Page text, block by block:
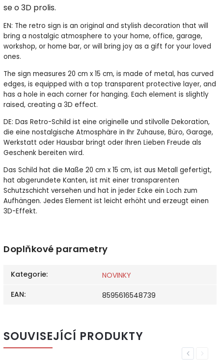
se o 3D prolis.
EN: The retro sign is an original and stylish decoration that will
bring a nostalgic atmosphere to your home, office, garage,
workshop, or home bar, or will bring joy as a gift for your loved
ones.
The sign measures 20 cm x 15 cm, is made of metal, has curved
edges, is equipped with a top transparent protective layer, and
has a hole in each corner for hanging. Each element is slightly
raised, creating a 3D effect.
DE: Das Retro-Schild ist eine originelle und stilvolle Dekoration,
die eine nostalgische Atmosphäre in Ihr Zuhause, Büro, Garage,
Werkstatt oder Hausbar bringt oder Ihren Lieben Freude als
Geschenk bereiten wird.
Das Schild hat die Maße 20 cm x 15 cm, ist aus Metall gefertigt,
hat abgerundete Kanten, ist mit einer transparenten
Schutzschicht versehen und hat in jeder Ecke ein Loch zum
Aufhängen. Jedes Element ist leicht erhöht und erzeugt einen
3D-Effekt.
Doplňkové parametry
Kategorie:
NOVINKY
EAN: 8595616548739
SOUVISEJÍCÍ PRODUKTY
PreviousNext